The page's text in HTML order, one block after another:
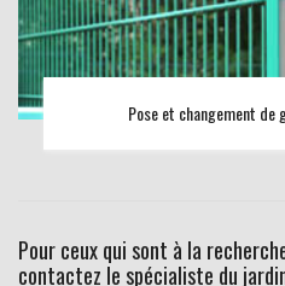
Pose et changement
Pour ceux qui sont à la
contactez le spécialiste du